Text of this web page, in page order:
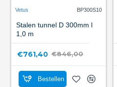
Vetus BP300S10
Stalen tunnel D 300mm l
1,0 m
€761,40 €846,00
Bestellen